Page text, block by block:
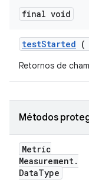
final void
testStarted (
Retornos de
Métodos
Metric
Measurement.
DataType